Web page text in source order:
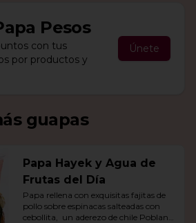
Pesos
con tus
por productos y
Únete
guapas
Papa Hayek y Agua de
Frutas del Día
Papa rellena con exquisitas fajitas de
pollo sobre espinacas salteadas con
cebollita,  un aderezo de chile Poblano.